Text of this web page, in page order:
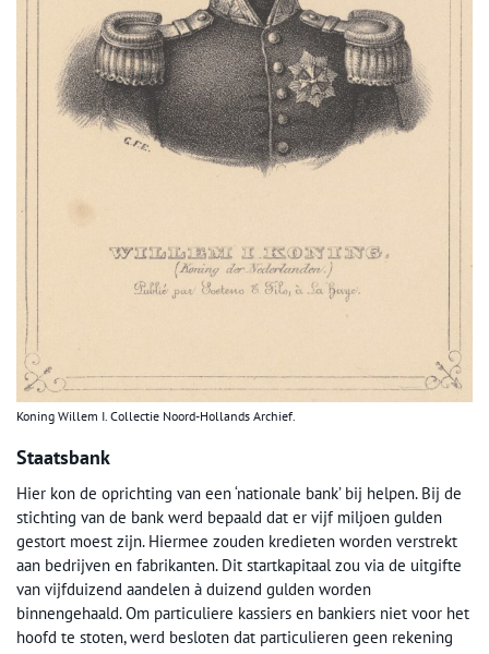
Koning Willem I. Collectie Noord-Hollands Archief.
Staatsbank
Hier kon de oprichting van een ‘nationale bank’ bij helpen. Bij de
stichting van de bank werd bepaald dat er vijf miljoen gulden
gestort moest zijn. Hiermee zouden kredieten worden verstrekt
aan bedrijven en fabrikanten. Dit startkapitaal zou via de uitgifte
van vijfduizend aandelen à duizend gulden worden
binnengehaald. Om particuliere kassiers en bankiers niet voor het
hoofd te stoten, werd besloten dat particulieren geen rekening